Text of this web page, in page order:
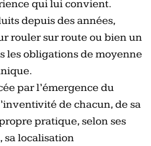
qui lui convient.
depuis des années,
rouler sur route ou bien un
les obligations de moyenne
par l’émergence du
de chacun, de sa
pratique, selon ses
sa localisation